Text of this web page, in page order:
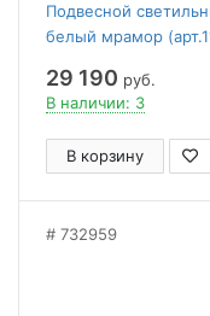
Подвесной
белый мрамор
29 190 руб.
В наличии: 3
В корзину
732959